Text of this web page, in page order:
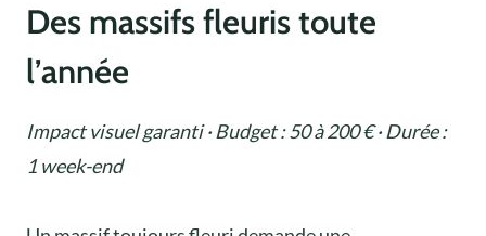
Des massifs fleuris toute
l’année
Impact visuel garanti · Budget : 50 à 200 € · Durée :
1 week-end